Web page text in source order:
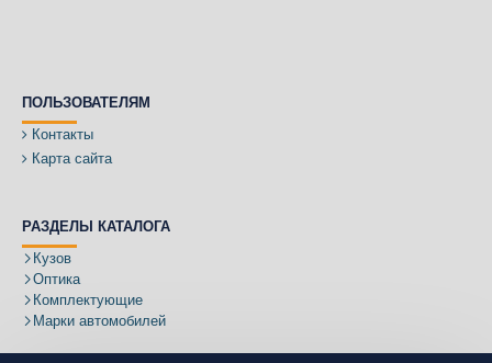
ПОЛЬЗОВАТЕЛЯМ
Контакты
Карта сайта
РАЗДЕЛЫ КАТАЛОГА
Кузов
Оптика
Комплектующие
Марки автомобилей